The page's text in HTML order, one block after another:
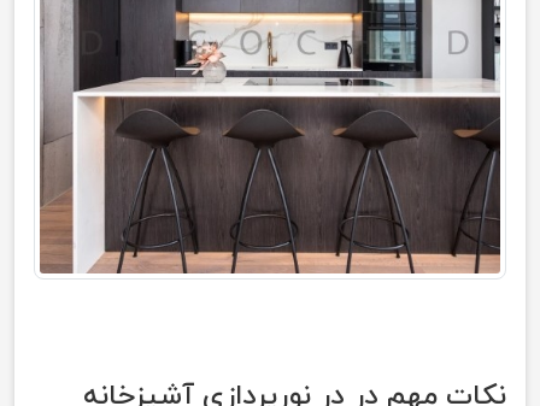
نكات مهم در در نور‌پردازی آشپزخانه